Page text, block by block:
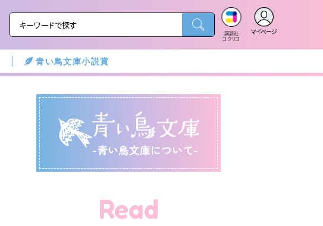
講談社
コクリコ
マイページ
青い鳥文庫小説賞
-青い鳥文庫について-
Read